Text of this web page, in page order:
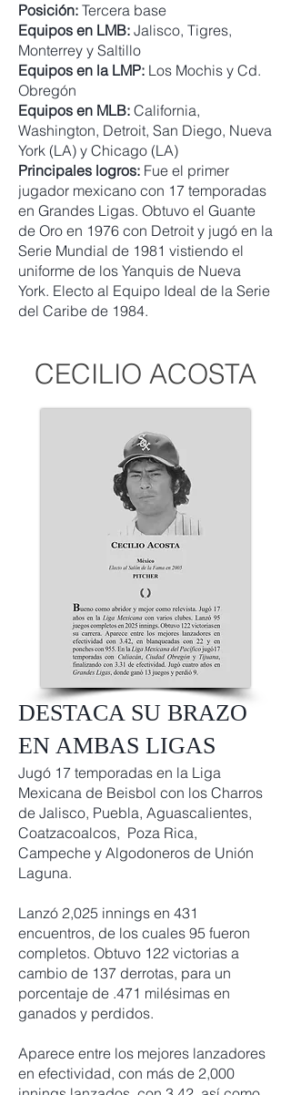
Posición: Tercera base
Equipos en LMB: Jalisco, Tigres,
Monterrey y Saltillo
Equipos en la LMP: Los Mochis y Cd.
Obregón
Equipos en MLB: California,
Washington, Detroit, San Diego, Nueva
York (LA) y Chicago (LA)
Principales logros: Fue el primer
jugador mexicano con 17 temporadas
en Grandes Ligas. Obtuvo el Guante
de Oro en 1976 con Detroit y jugó en la
Serie Mundial de 1981 vistiendo el
uniforme de los Yanquis de Nueva
York. Electo al Equipo Ideal de la Serie
del Caribe de 1984.
CECILIO ACOSTA
DESTACA SU BRAZO
EN AMBAS LIGAS
Jugó 17 temporadas en la Liga
Mexicana de Beisbol con los Charros
de Jalisco, Puebla, Aguascalientes,
Coatzacoalcos, Poza Rica,
Campeche y Algodoneros de Unión
Laguna.
Lanzó 2,025 innings en 431
encuentros, de los cuales 95 fueron
completos. Obtuvo 122 victorias a
cambio de 137 derrotas, para un
porcentaje de .471 milésimas en
ganados y perdidos.
Aparece entre los mejores lanzadores
en efectividad, con más de 2,000